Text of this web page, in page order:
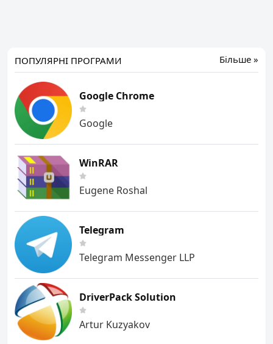
Більше »
ПОПУЛЯРНІ ПРОГРАМИ
Google Chrome
Google
WinRAR
Eugene Roshal
Telegram
Telegram Messenger LLP
DriverPack Solution
Artur Kuzyakov